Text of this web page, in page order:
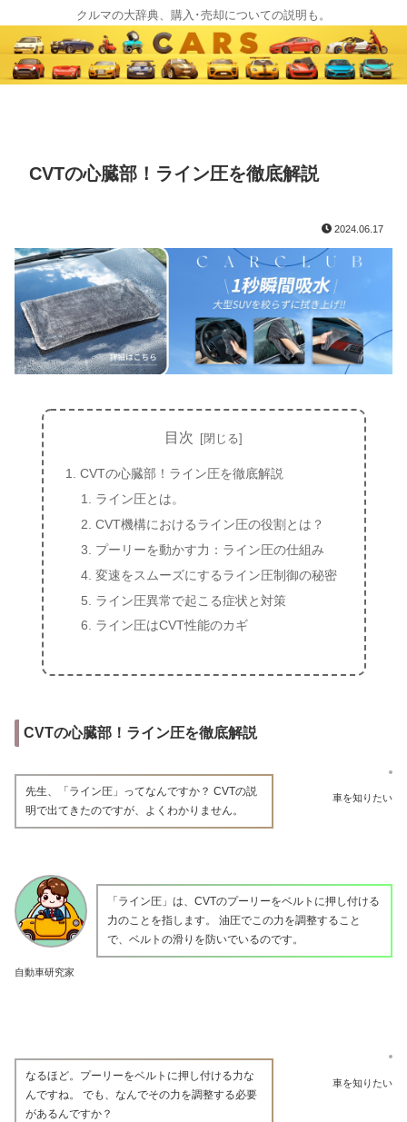
クルマの大辞典、購入･売却についての説明も。
CVTの心臓部！ライン圧を徹底解説
2024.06.17
目次
CVTの心臓部！ライン圧を徹底解説
ライン圧とは。
CVT機構におけるライン圧の役割とは？
プーリーを動かす力：ライン圧の仕組み
変速をスムーズにするライン圧制御の秘密
ライン圧異常で起こる症状と対策
ライン圧はCVT性能のカギ
CVTの心臓部！ライン圧を徹底解説
車を知りたい
先生、「ライン圧」ってなんですか？ CVTの説
明で出てきたのですが、よくわかりません。
自動車研究家
「ライン圧」は、CVTのプーリーをベルトに押し付ける
力のことを指します。 油圧でこの力を調整すること
で、ベルトの滑りを防いでいるのです。
車を知りたい
なるほど。プーリーをベルトに押し付ける力な
んですね。 でも、なんでその力を調整する必要
があるんですか？